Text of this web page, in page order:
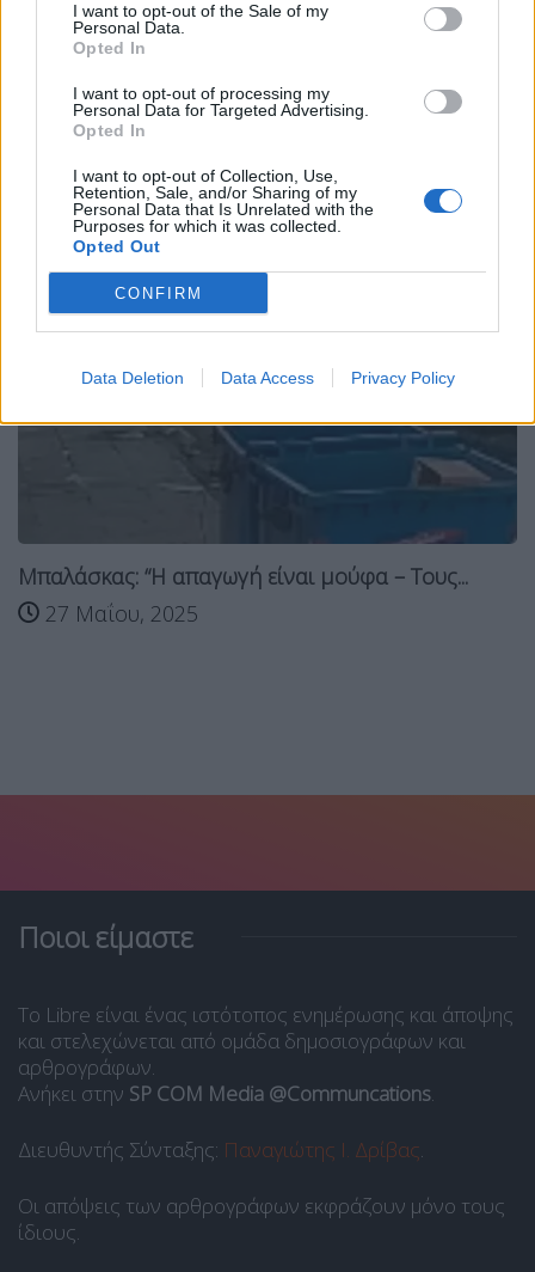
I want to opt-out of the Sale of my
Personal Data.
Opted In
I want to opt-out of processing my
Personal Data for Targeted Advertising.
Opted In
I want to opt-out of Collection, Use,
Retention, Sale, and/or Sharing of my
Personal Data that Is Unrelated with the
Purposes for which it was collected.
Opted Out
CONFIRM
Data Deletion Data Access Privacy Policy
Email Copy Link
Tags: ΜΠΑΛΑΣΚΑΣ
Σχετικά Άρθρα
Μπαλάσκας: “Η απαγωγή είναι μούφα – Τους...
27 Μαΐου, 2025
Ποιοι είμαστε
Το Libre είναι ένας ιστότοπος ενημέρωσης και άποψης
και στελεχώνεται από ομάδα δημοσιογράφων και
αρθρογράφων.
Ανήκει στην SP COM Media @Communcations.
Διευθυντής Σύνταξης: Παναγιώτης Ι. Δρίβας.
Οι απόψεις των αρθρογράφων εκφράζουν μόνο τους
ίδιους.